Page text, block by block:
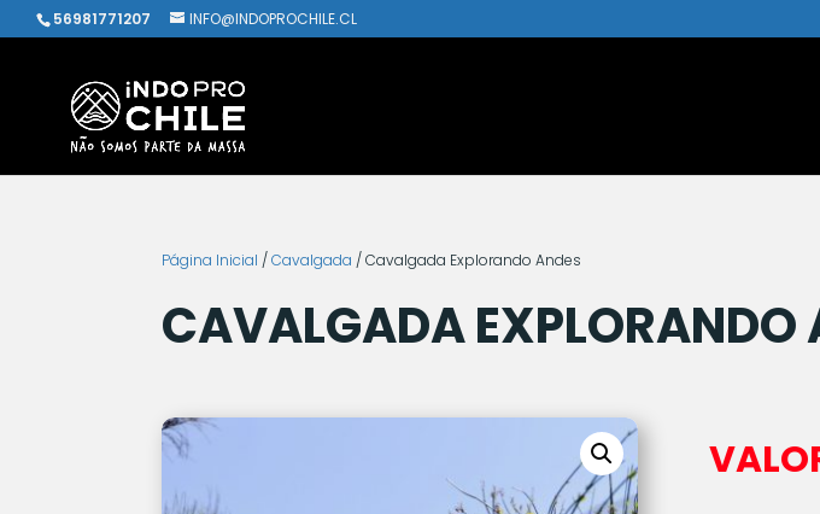
56981771207 INFO@INDOPROCHILE.CL
Página Inicial /Cavalgada / Cavalgada Explorando Andes
CAVALGADA EXPLORANDO